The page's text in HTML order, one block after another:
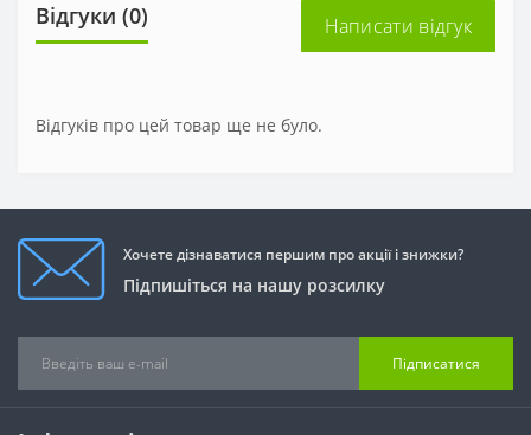
Відгуки (0) Написати відгук
Відгуків про цей товар ще не було.
Хочете дізнаватися першим про акції і знижки?
Підпишіться на нашу розсилку
Підписатися